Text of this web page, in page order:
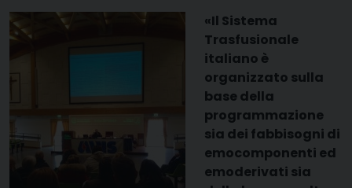
«Il Sistema
Trasfusionale
italiano è
organizzato sulla
base della
programmazione
sia dei fabbisogni di
emocomponenti ed
emoderivati sia